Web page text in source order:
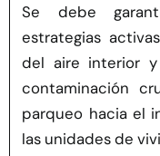
Se debe
estrategias
del aire interior
contaminación
parqueo hacia el
las unidades de